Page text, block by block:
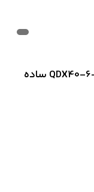
کفکش تایفو ۳ اینچ ۱۲ متری مدل QDX40-6-1.1L ساده